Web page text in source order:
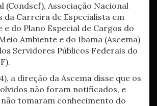
(Condsef), Associação Nacional
da Carreira de Especialista em
e do Plano Especial de Cargos do
Ambiente e do Ibama (Ascema)
Servidores Públicos Federais do
a direção da Ascema disse que os
não foram notificados, e
tomaram conhecimento do